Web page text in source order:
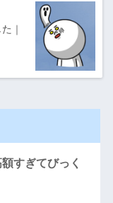
｜
すぎてびっく